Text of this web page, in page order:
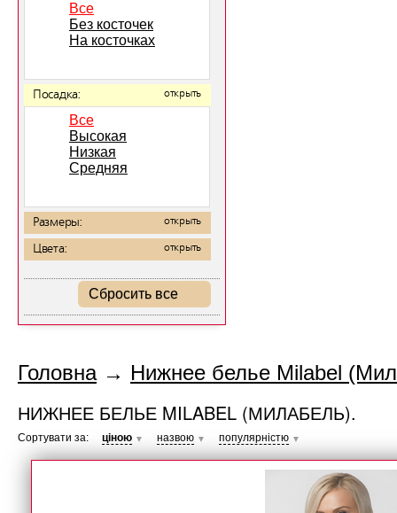
Все
Без косточек
На косточках
Посадка: открыть
Все
Высокая
Низкая
Средняя
Размеры: открыть
Цвета: открыть
Сбросить все
Головна→ Нижнее белье Milabel
НИЖНЕЕ БЕЛЬЕ MILABEL (МИЛАБЕЛЬ).
Сортувати за: ціною ▼ назвою ▼ популярністю ▼